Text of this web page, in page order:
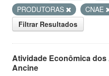
PRODUTORAS
CNAE
Filtrar Resultados
Atividade Econômica
Ancine